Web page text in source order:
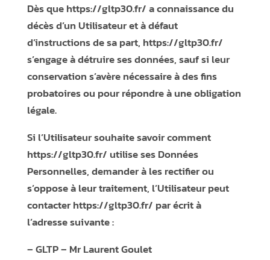
Dès quehttps://gltp30.fr/a connaissance du
décès d’un Utilisateur et à défaut
d’instructions de sa part, https://gltp30.fr/
s’engage à détruire ses données, sauf si leur
conservation s’avère nécessaire à des fins
probatoires ou pour répondre à une obligation
légale.
Si l’Utilisateur souhaite savoir comment
https://gltp30.fr/ utilise ses Données
Personnelles, demander à les rectifier ou
s’oppose à leur traitement, l’Utilisateur peut
contacterhttps://gltp30.fr/ par écrit à
l’adresse suivante :
– GLTP – Mr Laurent Goulet